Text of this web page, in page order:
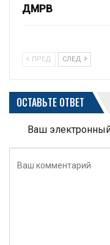
ДМРВ
ПРЕД СЛЕД
ОСТАВЬТЕ ОТВЕТ
Ваш